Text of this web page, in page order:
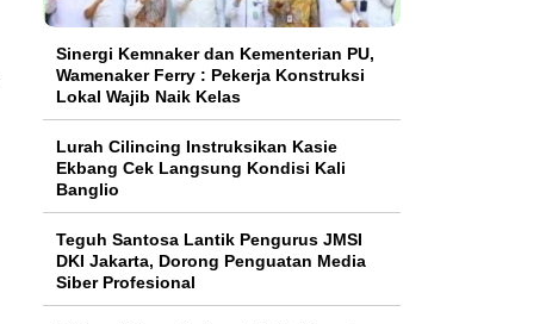
Sinergi Kemnaker dan Kementerian PU,
Wamenaker Ferry : Pekerja Konstruksi
Lokal Wajib Naik Kelas
Lurah Cilincing Instruksikan Kasie
Ekbang Cek Langsung Kondisi Kali
Banglio
Teguh Santosa Lantik Pengurus JMSI
DKI Jakarta, Dorong Penguatan Media
Siber Profesional